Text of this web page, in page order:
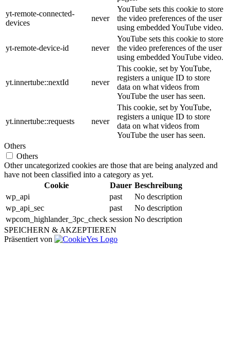
yt-remote-connected-
devices
never
YouTube sets this cookie to store
the video preferences of the user
using embedded YouTube video.
yt-remote-device-id never
YouTube sets this cookie to store
the video preferences of the user
using embedded YouTube video.
yt.innertube::nextId never
This cookie, set by YouTube,
registers a unique ID to store
data on what videos from
YouTube the user has seen.
yt.innertube::requests never
This cookie, set by YouTube,
registers a unique ID to store
data on what videos from
YouTube the user has seen.
Others
Others
Other uncategorized cookies are those that are being analyzed and
have not been classified into a category as yet.
Cookie
Dauer Beschreibung
wp_api
past
No description
wp_api_sec
past
No description
wpcom_highlander_3pc_check session No description
SPEICHERN & AKZEPTIEREN
Präsentiert von